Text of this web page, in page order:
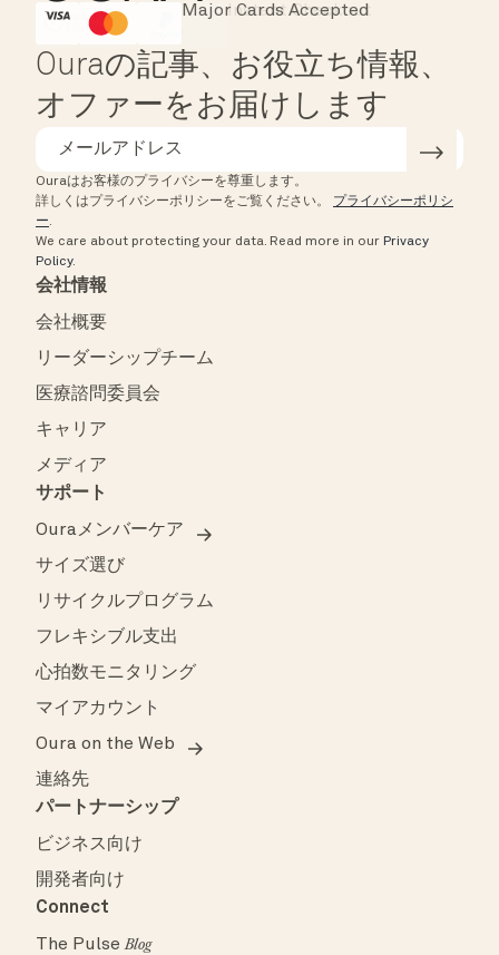
HSA/FSA Eligible
Instant Checkout
Major Cards Accepted
Ouraの記事、お役立ち情報、
オファーをお届けします
Ouraはお客様のプライバシーを尊重します。
詳しくはプライバシーポリシーをご覧ください。 プライバシーポリシ
ー.
We care about protecting your data. Read more in our Privacy
Policy.
会社情報
会社概要
リーダーシップチーム
医療諮問委員会
キャリア
メディア
サポート
Ouraメンバーケア
サイズ選び
リサイクルプログラム
フレキシブル支出
心拍数モニタリング
マイアカウント
Oura on the Web
連絡先
パートナーシップ
ビジネス向け
開発者向け
Connect
The PulseBlog